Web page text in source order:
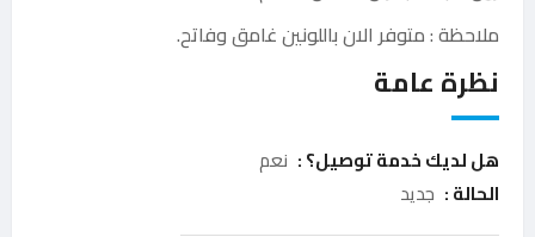
ملاحظة : متوفر الان باللونين غامق وفاتح.
نظرة عامة
هل لديك خدمة توصيل؟ : نعم
الحالة : جديد